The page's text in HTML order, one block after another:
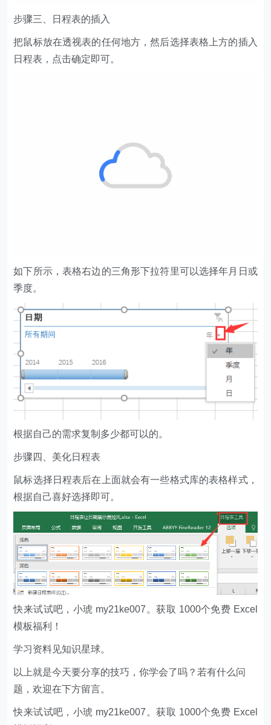
步骤三、日程表的插入
把鼠标放在透视表的任何地方，然后选择表格上方的插入
日程表，点击确定即可。
季度。
根据自己的需求复制多少都可以的。
步骤四、美化日程表
鼠标选择日程表后在上面就会有一些格式库的表格样式，
根据自己喜好选择即可。
快来试试吧，小琥 my21ke007。获取 1000个免费 Excel
模板福利​​​​！ ​​​​
学习资料见知识星球。
以上就是今天要分享的技巧，你学会了吗？若有什么问
题，欢迎在下方留言。
快来试试吧，小琥 my21ke007。获取 1000个免费 Excel
模板福利​​​​！